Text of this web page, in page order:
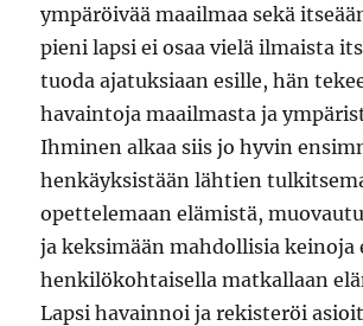
ympäröivää maailmaa sekä
pieni lapsi ei osaa vielä ilmaista
tuoda ajatuksiaan esille, hän
havaintoja maailmasta ja
Ihminen alkaa siis jo hyvin
henkäyksistään lähtien
opettelemaan elämistä,
ja keksimään mahdollisia keinoja
henkilökohtaisella matkallaan
Lapsi havainnoi ja rekisteröi